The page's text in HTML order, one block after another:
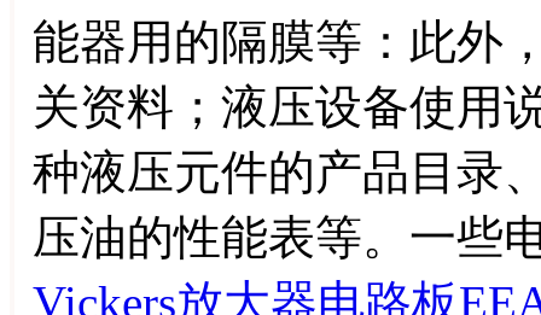
能器用的隔膜等：此外
关资料；液压设备使用
种液压元件的产品目录
压油的性能表等。一些
Vickers放大器电路板